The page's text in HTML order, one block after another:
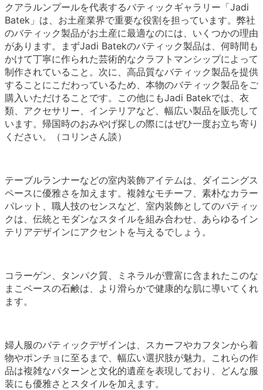
クアラルンプールを代表するバティックギャラリー「Jadi
Batek」は、お土産業界で重要な役割を担っています。弊社
のバティック製品がお土産に最適なのには、いくつかの理由
があります。まずJadi Batekのバティック製品は、何時間も
かけて丁寧に作られた芸術的なクラフトマンシップによって
制作されていること。次に、高品質なバティック製品を提供
することにこだわっているため、本物のバティック製品をご
購入いただけることです。この他にもJadi Batekでは、衣
類、アクセサリー、インテリアなど、幅広い製品を販売して
います。帰国時のおみやげ探しの際にはぜひ一度お立ち寄り
ください。（コリンさん談）
テーブルランナーなどの室内装飾アイテムは、ダイニングス
ペースに優雅さを加えます。複雑なモチーフ、素朴なカラー
パレット、職人技のセンスなど、室内装飾としてのバティッ
クは、伝統とモダンなスタイルを組み合わせ、あらゆるイン
テリアデザインにアクセントを与えるでしょう。
コラーゲン、タンパク質、ミネラルが豊富に含まれたこのな
まこベースの石鹸は、より滑らかで健康的な肌に導いてくれ
ます。
婦人服のバティックデザインは、スカーフやカフタンから着
物やポンチョに至るまで、幅広い選択肢が魅力。これらの作
品は複雑なパターンと文化的遺産を表現しており、どんな服
装にも優雅さとスタイルを加えます。